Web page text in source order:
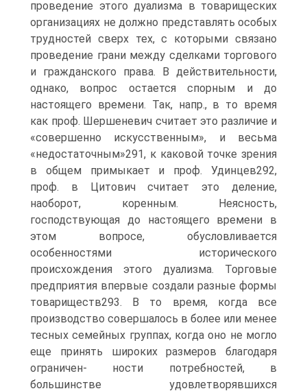
проведение этого дуализма в товарищеских
организациях не должно представлять особых
трудностей сверх тех, с которыми связано
проведение грани между сделками торгового
и гражданского права. В действительности,
однако, вопрос остается спорным и до
настоящего времени. Так, напр., в то время
как проф. Шершеневич считает это различие и
«совершенно искусственным», и весьма
«недостаточным»291, к каковой точке зрения
в общем примыкает и проф. Удинцев292,
проф. в Цитович считает это деление,
наоборот, коренным. Неясность,
господствующая до настоящего времени в
этом вопросе, обусловливается
особенностями исторического
происхождения этого дуализма. Торговые
предприятия впервые создали разные формы
товариществ293. В то время, когда все
производство совершалось в более или менее
тесных семейных группах, когда оно не могло
еще принять широких размеров благодаря
ограничен- ности потребностей, в
большинстве удовлетворявшихся